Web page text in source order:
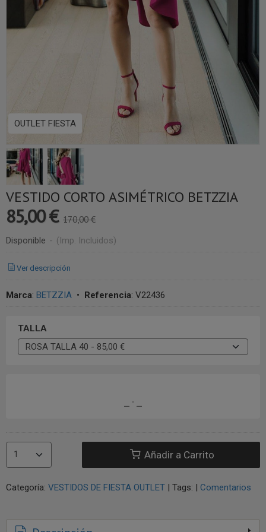
OUTLET FIESTA
VESTIDO CORTO ASIMÉTRICO BETZZIA
85,00 € 170,00 €
Disponible - (Imp. Incluidos)
Ver descripción
Marca: BETZZIA • Referencia: V22436
TALLA
Añadir a Carrito
Categoría: VESTIDOS DE FIESTA OUTLET | Tags: | Comentarios